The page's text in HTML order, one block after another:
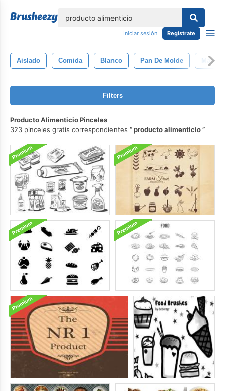
Iniciar sesión Regístrate
Aislado Comida Blanco Pan De Molde Marrón
Filters
Producto Alimenticio Pinceles
323 pinceles gratis correspondientes
producto alimenticio